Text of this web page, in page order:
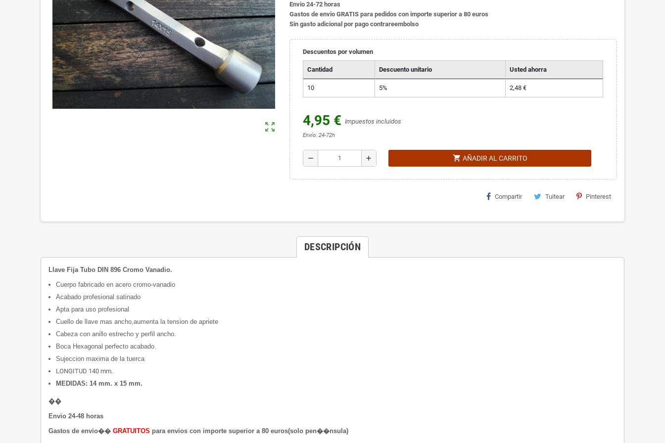
zoom_out_map
Envio 24-72 horas
Gastos de envio GRATIS para pedidos con importe superior a 80 euros
Sin gasto adicional por pago contrareembolso
Descuentos por volumen
Cantidad Descuento unitario Usted ahorra
10 5% 2,48 €
4,95 € Impuestos incluidos
Envío: 24-72h
remove add shopping_cart AÑADIR AL CARRITO
Compartir Tuitear Pinterest
DESCRIPCIÓN
Llave Fija Tubo DIN 896 Cromo Vanadio.
Cuerpo fabricado en acero cromo-vanadio
Acabado profesional satinado
Apta para uso profesional
Cuello de llave mas ancho,aumenta la tension de apriete
Cabeza con anillo estrecho y perfil ancho.
Boca Hexagonal perfecto acabado.
Sujeccion maxima de la tuerca
LONGITUD 140 mm.
MEDIDAS: 14 mm. x 15 mm.
��
Envio 24-48 horas
Gastos de envio�� GRATUITOS para envios con importe superior a 80 euros(solo pen��nsula)